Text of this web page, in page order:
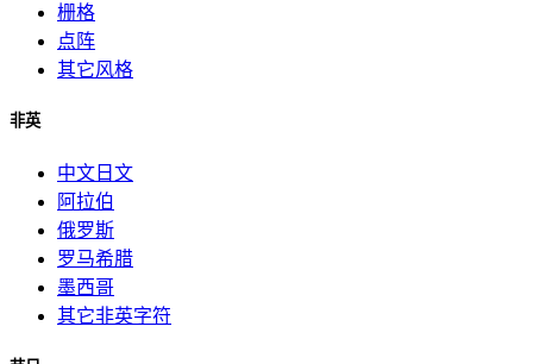
栅格
点阵
其它风格
非英
中文日文
阿拉伯
俄罗斯
罗马希腊
墨西哥
其它非英字符